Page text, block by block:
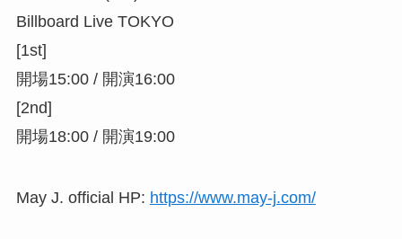
Billboard Live TOKYO
[1st]
開場15:00 / 開演16:00
[2nd]
開場18:00 / 開演19:00
May J. official HP: https://www.may-j.com/